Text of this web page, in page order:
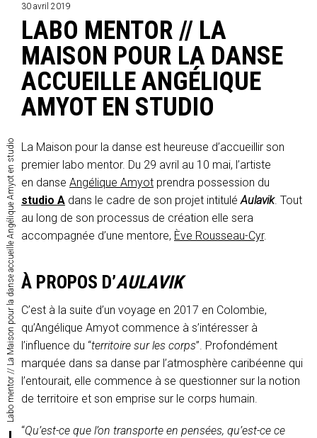
30 avril 2019
LABO MENTOR // LA
MAISON POUR LA DANSE
ACCUEILLE ANGÉLIQUE
AMYOT EN STUDIO
Labo mentor // La Maison pour la danse accueille Angélique Amyot en studio La Maison pour la danse est heureuse d’accueillir son
premier labo mentor. Du 29 avril au 10 mai, l’artiste
en danse Angélique Amyot prendra possession du
studio A dans le cadre de son projet intitulé Aulavik. Tout
au long de son processus de création elle sera
accompagnée d’une mentore, Ève Rousseau-Cyr.
À PROPOS D’AULAVIK
C’est à la suite d’un voyage en 2017 en Colombie,
qu’Angélique Amyot commence à s’intéresser à
l’influence du “territoire sur les corps”. Profondément
marquée dans sa danse par l’atmosphère caribéenne qui
l’entourait, elle commence à se questionner sur la notion
de territoire et son emprise sur le corps humain.
“Qu’est-ce que l’on transporte en pensées, qu’est-ce ce